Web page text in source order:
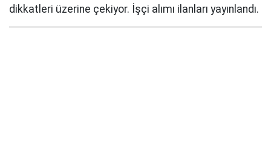
dikkatleri üzerine çekiyor. İşçi alımı ilanları yayınlandı.